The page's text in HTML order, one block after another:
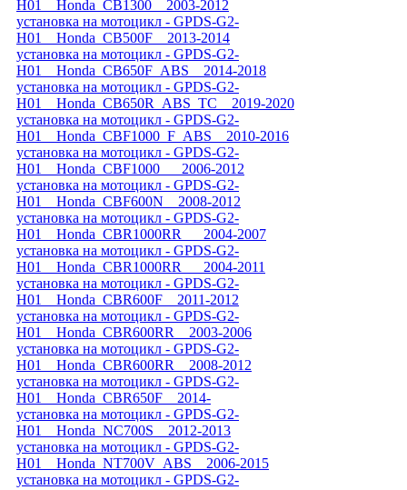
H01__Honda_CB1300__2003-2012
установка на мотоцикл - GPDS-G2-
H01__Honda_CB500F__2013-2014
установка на мотоцикл - GPDS-G2-
H01__Honda_CB650F_ABS__2014-2018
установка на мотоцикл - GPDS-G2-
H01__Honda_CB650R_ABS_TC__2019-2020
установка на мотоцикл - GPDS-G2-
H01__Honda_CBF1000_F_ABS__2010-2016
установка на мотоцикл - GPDS-G2-
H01__Honda_CBF1000___2006-2012
установка на мотоцикл - GPDS-G2-
H01__Honda_CBF600N__2008-2012
установка на мотоцикл - GPDS-G2-
H01__Honda_CBR1000RR___2004-2007
установка на мотоцикл - GPDS-G2-
H01__Honda_CBR1000RR___2004-2011
установка на мотоцикл - GPDS-G2-
H01__Honda_CBR600F__2011-2012
установка на мотоцикл - GPDS-G2-
H01__Honda_CBR600RR__2003-2006
установка на мотоцикл - GPDS-G2-
H01__Honda_CBR600RR__2008-2012
установка на мотоцикл - GPDS-G2-
H01__Honda_CBR650F__2014-
установка на мотоцикл - GPDS-G2-
H01__Honda_NC700S__2012-2013
установка на мотоцикл - GPDS-G2-
H01__Honda_NT700V_ABS__2006-2015
установка на мотоцикл - GPDS-G2-